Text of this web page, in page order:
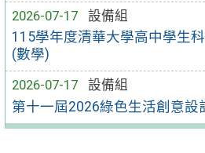
2026-07-17
設備組
115學年度清華大學高中學生
(數學)
2026-07-17
設備組
第十一屆2026綠色生活創意設